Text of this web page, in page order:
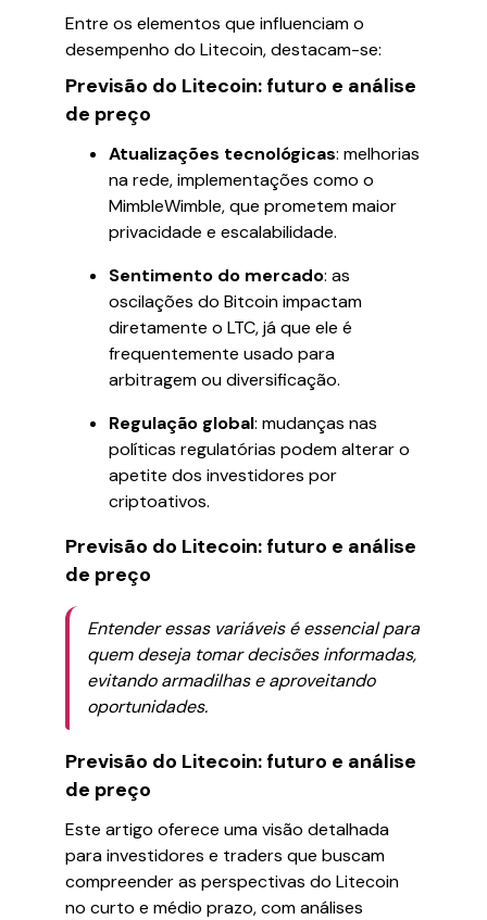
Entre os elementos que influenciam o
desempenho do Litecoin, destacam-se:
Previsão do Litecoin: futuro e análise
de preço
Atualizações tecnológicas: melhorias
na rede, implementações como o
MimbleWimble, que prometem maior
privacidade e escalabilidade.
Sentimento do mercado: as
oscilações do Bitcoin impactam
diretamente o LTC, já que ele é
frequentemente usado para
arbitragem ou diversificação.
Regulação global: mudanças nas
políticas regulatórias podem alterar o
apetite dos investidores por
criptoativos.
Previsão do Litecoin: futuro e análise
de preço
Entender essas variáveis é essencial para
quem deseja tomar decisões informadas,
evitando armadilhas e aproveitando
oportunidades.
Previsão do Litecoin: futuro e análise
de preço
Este artigo oferece uma visão detalhada
para investidores e traders que buscam
compreender as perspectivas do Litecoin
no curto e médio prazo, com análises